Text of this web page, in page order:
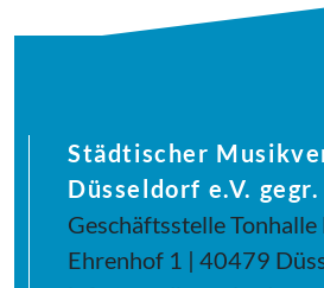
Städtischer
Düsseldorf e.V.
Geschäftsstelle
Ehrenhof 1 | 40479